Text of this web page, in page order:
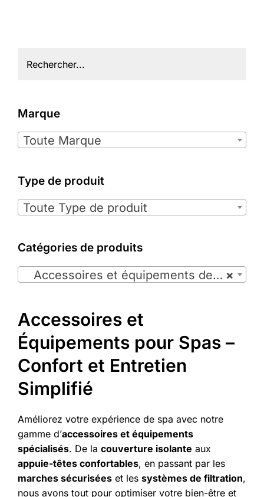
Accessoires et
Équipements pour Spas –
Confort et Entretien
Simplifié
Améliorez votre expérience de spa avec notre
gamme d’accessoires et équipements
spécialisés. De la couverture isolante aux
appuie-têtes confortables, en passant par les
marches sécurisées et les systèmes de filtration,
nous avons tout pour optimiser votre bien-être et
Marque
Toute Marque
Type de produit
Toute Type de produit
Catégories de produits
×
Accessoires et équipements de spas (11)